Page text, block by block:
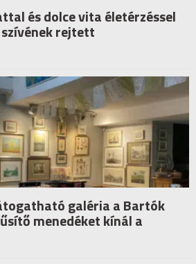
és dolce vita életérzéssel
rejtett
galéria a Bartók
menedéket kínál a